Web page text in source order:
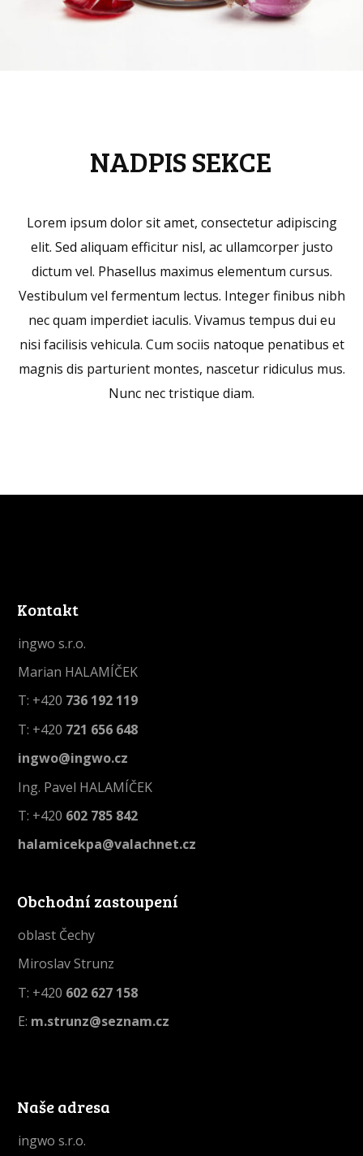
NADPIS SEKCE
Lorem ipsum dolor sit amet, consectetur adipiscing
elit. Sed aliquam efficitur nisl, ac ullamcorper justo
dictum vel. Phasellus maximus elementum cursus.
Vestibulum vel fermentum lectus. Integer finibus nibh
nec quam imperdiet iaculis. Vivamus tempus dui eu
nisi facilisis vehicula. Cum sociis natoque penatibus et
magnis dis parturient montes, nascetur ridiculus mus.
Nunc nec tristique diam.
Kontakt
ingwo s.r.o.
Marian HALAMÍČEK
T: +420 736 192 119
T: +420 721 656 648
ingwo@ingwo.cz
Ing. Pavel HALAMÍČEK
T: +420 602 785 842
halamicekpa@valachnet.cz
Obchodní zastoupení
oblast Čechy
Miroslav Strunz
T: +420 602 627 158
E: m.strunz@seznam.cz
Naše adresa
ingwo s.r.o.